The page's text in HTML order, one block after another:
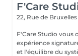
F'Care
22, Rue de Bruxelles
F'Care Studio vous
expérience
et l'équilibre du